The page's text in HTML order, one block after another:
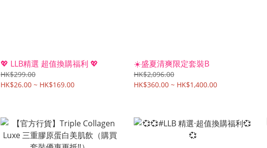
💖 LLB精選 超值換購福利 💖
HK$299.00
HK$26.00 ~ HK$169.00
☀️盛夏清爽限定套裝B
HK$2,096.00
HK$360.00 ~ HK$1,400.00